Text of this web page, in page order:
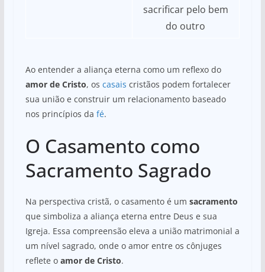
sacrificar pelo bem
do outro
Ao entender a aliança eterna como um reflexo do
amor de Cristo, os casais cristãos podem fortalecer
sua união e construir um relacionamento baseado
nos princípios da fé.
O Casamento como
Sacramento Sagrado
Na perspectiva cristã, o casamento é um sacramento
que simboliza a aliança eterna entre Deus e sua
Igreja. Essa compreensão eleva a união matrimonial a
um nível sagrado, onde o amor entre os cônjuges
reflete o amor de Cristo.